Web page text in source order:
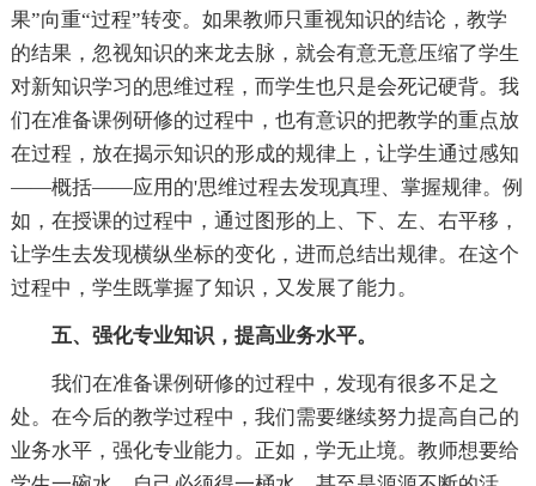
果”向重“过程”转变。如果教师只重视知识的结论，教学
的结果，忽视知识的来龙去脉，就会有意无意压缩了学生
对新知识学习的思维过程，而学生也只是会死记硬背。我
们在准备课例研修的过程中，也有意识的把教学的重点放
在过程，放在揭示知识的形成的规律上，让学生通过感知
——概括——应用的'思维过程去发现真理、掌握规律。例
如，在授课的过程中，通过图形的上、下、左、右平移，
让学生去发现横纵坐标的变化，进而总结出规律。在这个
过程中，学生既掌握了知识，又发展了能力。
五、强化专业知识，提高业务水平。
我们在准备课例研修的过程中，发现有很多不足之
处。在今后的教学过程中，我们需要继续努力提高自己的
业务水平，强化专业能力。正如，学无止境。教师想要给